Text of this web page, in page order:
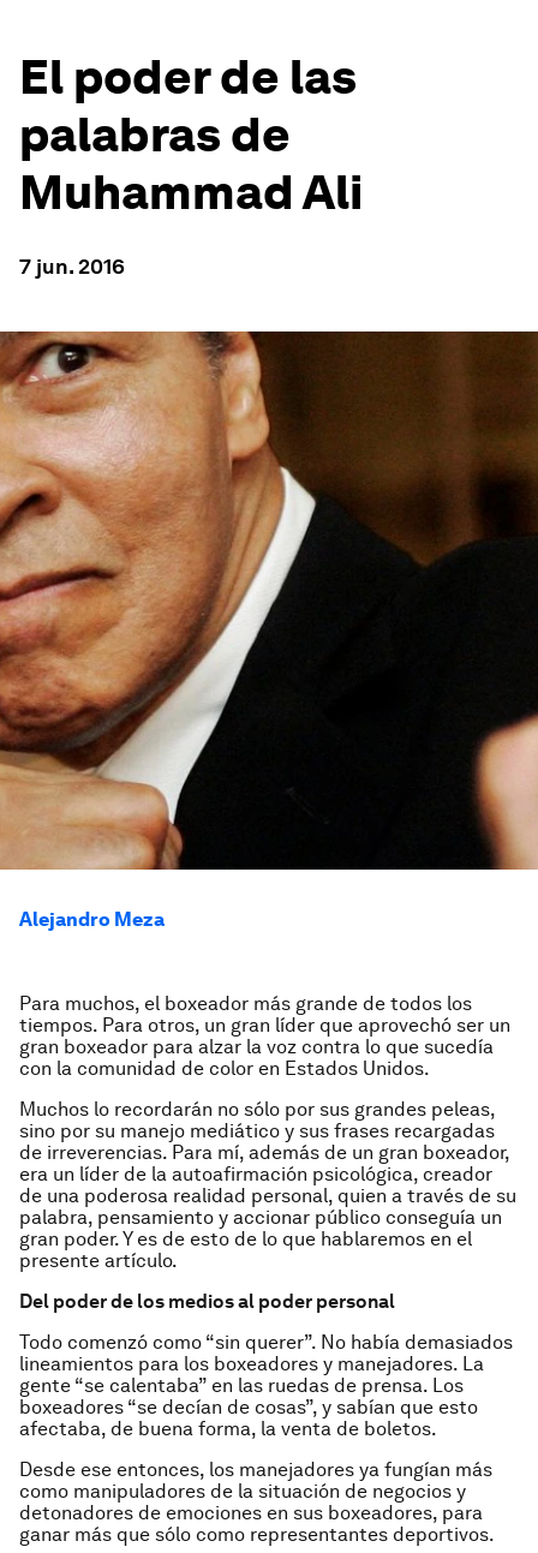
El poder de las
palabras de
Muhammad Ali
7 jun. 2016
Alejandro Meza
Para muchos, el boxeador más grande de todos los
tiempos. Para otros, un gran líder que aprovechó ser un
gran boxeador para alzar la voz contra lo que sucedía
con la comunidad de color en Estados Unidos.
Muchos lo recordarán no sólo por sus grandes peleas,
sino por su manejo mediático y sus frases recargadas
de irreverencias. Para mí, además de un gran boxeador,
era un líder de la autoafirmación psicológica, creador
de una poderosa realidad personal, quien a través de su
palabra, pensamiento y accionar público conseguía un
gran poder. Y es de esto de lo que hablaremos en el
presente artículo.
Del poder de los medios al poder personal
Todo comenzó como “sin querer”. No había demasiados
lineamientos para los boxeadores y manejadores. La
gente “se calentaba” en las ruedas de prensa. Los
boxeadores “se decían de cosas”, y sabían que esto
afectaba, de buena forma, la venta de boletos.
Desde ese entonces, los manejadores ya fungían más
como manipuladores de la situación de negocios y
detonadores de emociones en sus boxeadores, para
ganar más que sólo como representantes deportivos.